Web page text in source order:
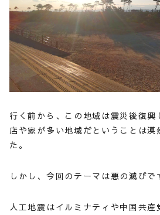
行く前から、この地域は震災後復
店や家が多い地域だということは漠
た。
しかし、今回のテーマは悪の滅びで
人工地震はイルミナティや中国共